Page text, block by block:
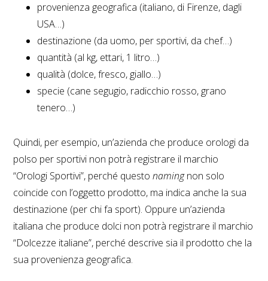
provenienza geografica (italiano, di Firenze, dagli
USA…)
destinazione (da uomo, per sportivi, da chef…)
quantità (al kg, ettari, 1 litro…)
qualità (dolce, fresco, giallo…)
specie (cane segugio, radicchio rosso, grano
tenero…)
Quindi, per esempio, un’azienda che produce orologi da
polso per sportivi non potrà registrare il marchio
“Orologi Sportivi”, perché questonamingnon solo
coincide con l’oggetto prodotto, ma indica anche la sua
destinazione (per chi fa sport). Oppure un’azienda
italiana che produce dolci non potrà registrare il marchio
“Dolcezze italiane”, perché descrive sia il prodotto che la
sua provenienza geografica.